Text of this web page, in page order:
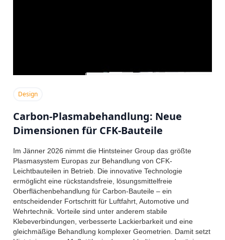
Design
Carbon-Plasmabehandlung: Neue
Dimensionen für CFK-Bauteile
Im Jänner 2026 nimmt die Hintsteiner Group das größte
Plasmasystem Europas zur Behandlung von CFK-
Leichtbauteilen in Betrieb. Die innovative Technologie
ermöglicht eine rückstandsfreie, lösungsmittelfreie
Oberflächenbehandlung für Carbon-Bauteile – ein
entscheidender Fortschritt für Luftfahrt, Automotive und
Wehrtechnik. Vorteile sind unter anderem stabile
Klebeverbindungen, verbesserte Lackierbarkeit und eine
gleichmäßige Behandlung komplexer Geometrien. Damit setzt